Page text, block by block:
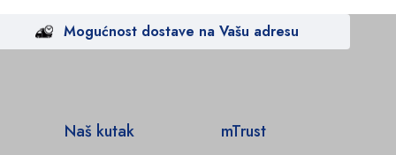
Mogućnost dostave na Vašu adresu
Naš kutak mTrust